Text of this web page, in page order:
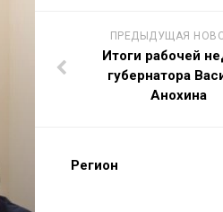
ПРЕДЫДУЩАЯ
Итоги рабочей
губернатора
Анохина
Регион